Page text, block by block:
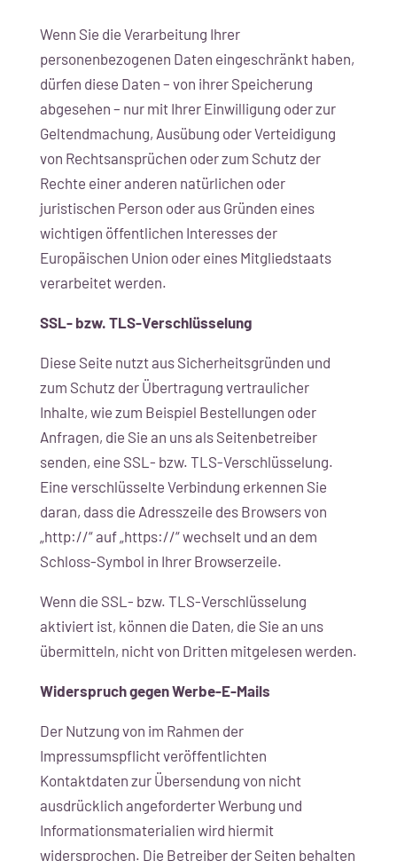
Wenn Sie die Verarbeitung Ihrer
personenbezogenen Daten eingeschränkt haben,
dürfen diese Daten – von ihrer Speicherung
abgesehen – nur mit Ihrer Einwilligung oder zur
Geltendmachung, Ausübung oder Verteidigung
von Rechtsansprüchen oder zum Schutz der
Rechte einer anderen natürlichen oder
juristischen Person oder aus Gründen eines
wichtigen öffentlichen Interesses der
Europäischen Union oder eines Mitgliedstaats
verarbeitet werden.
SSL- bzw. TLS-Verschlüsselung
Diese Seite nutzt aus Sicherheitsgründen und
zum Schutz der Übertragung vertraulicher
Inhalte, wie zum Beispiel Bestellungen oder
Anfragen, die Sie an uns als Seitenbetreiber
senden, eine SSL- bzw. TLS-Verschlüsselung.
Eine verschlüsselte Verbindung erkennen Sie
daran, dass die Adresszeile des Browsers von
„http://“ auf „https://“ wechselt und an dem
Schloss-Symbol in Ihrer Browserzeile.
Wenn die SSL- bzw. TLS-Verschlüsselung
aktiviert ist, können die Daten, die Sie an uns
übermitteln, nicht von Dritten mitgelesen werden.
Widerspruch gegen Werbe-E-Mails
Der Nutzung von im Rahmen der
Impressumspflicht veröffentlichten
Kontaktdaten zur Übersendung von nicht
ausdrücklich angeforderter Werbung und
Informationsmaterialien wird hiermit
widersprochen. Die Betreiber der Seiten behalten